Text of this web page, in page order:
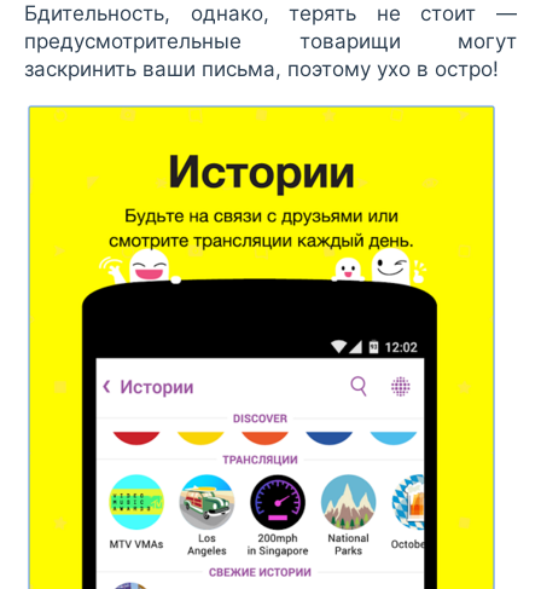
Бдительность, однако, терять не стоит —
предусмотрительные товарищи могут
заскринить ваши письма, поэтому ухо в остро!